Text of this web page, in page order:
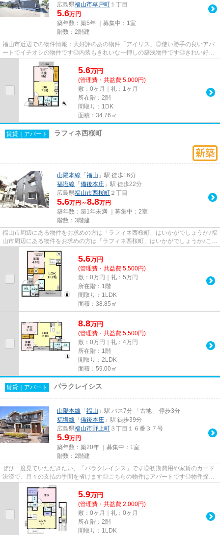
広島県福山市草戸町 １丁目
5.6万円
築年数：築5年 ｜募集中： 1室
階数：2階建
福山市近辺での物件情報：大好評のあの物件「アイリス」◎使い勝手の良いアパ
ートでイチオシの物件です◎内装もきれいな一押しの築浅物件です◎きれい好き
な方、古い物件は苦手という方に...
5.6万円
(管理費・共益費 5,000円)
敷：0ヶ月｜礼：1ヶ月
所在階：2階
間取り：1DK
面積：34.76㎡
賃貸｜アパート ラフィネ西桜町
山陽本線 「 福山 」駅 徒歩16分
福塩線 「 備後本庄 」駅 徒歩22分
広島県福山市西桜町 ２丁目
5.6万円～8.8万円
築年数：築1年未満 ｜募集中： 2室
階数：3階建
福山市周辺にある物件をお求めの方は「ラフィネ西桜町」はいかがでしょうか♪福
山市周辺にある物件をお求めの方は「ラフィネ西桜町」はいかがでしょうか♪こち
らの物件はアパートです♪普...
5.6万円
(管理費・共益費 5,500円)
敷：0万円｜礼：5万円
所在階：1階
間取り：1LDK
面積：38.85㎡
8.8万円
(管理費・共益費 5,500円)
敷：0万円｜礼：4万円
所在階：1階
間取り：2LDK
面積：59.00㎡
賃貸｜アパート パラクレイシス
山陽本線 「 福山 」駅 バス7分 「古地」 停歩3分
福塩線 「 備後本庄 」駅 徒歩39分
広島県福山市野上町 ３丁目１６番３７号
5.9万円
築年数：築20年 ｜募集中： 1室
階数：2階建
ぜひ一度見ていただきたい、「パラクレイシス」です◎初期費用や家賃のカード
決済で、月々の支払の手間を省けます◎こちらの物件はアパートです◎物件探し
の事ならエステート高橋にお任せ...
5.9万円
(管理費・共益費 2,000円)
敷：0ヶ月｜礼：0ヶ月
所在階：2階
間取り：1LDK